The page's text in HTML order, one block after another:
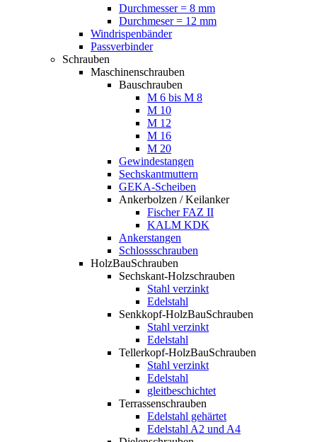
Durchmesser = 8 mm
Durchmeser = 12 mm
Windrispenbänder
Passverbinder
Schrauben
Maschinenschrauben
Bauschrauben
M 6 bis M 8
M 10
M 12
M 16
M 20
Gewindestangen
Sechskantmuttern
GEKA-Scheiben
Ankerbolzen / Keilanker
Fischer FAZ II
KALM KDK
Ankerstangen
Schlossschrauben
HolzBauSchrauben
Sechskant-Holzschrauben
Stahl verzinkt
Edelstahl
Senkkopf-HolzBauSchrauben
Stahl verzinkt
Edelstahl
Tellerkopf-HolzBauSchrauben
Stahl verzinkt
Edelstahl
gleitbeschichtet
Terrassenschrauben
Edelstahl gehärtet
Edelstahl A2 und A4